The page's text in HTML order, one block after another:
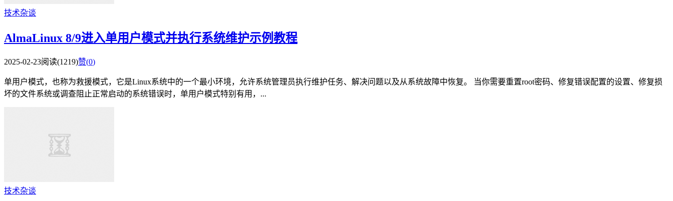
技术杂谈
AlmaLinux 8/9进入单用户模式并执行系统维护示例教程
2025-02-23阅读(1219)赞(0)
单用户模式，也称为救援模式，它是Linux系统中的一个最小环境，允许系统管理员执行维护任务、解决问题以及从系统故障中恢复。 当你需要重置root密码、修复错误配置的设置、修复损
坏的文件系统或调查阻止正常启动的系统错误时，单用户模式特别有用，...
技术杂谈